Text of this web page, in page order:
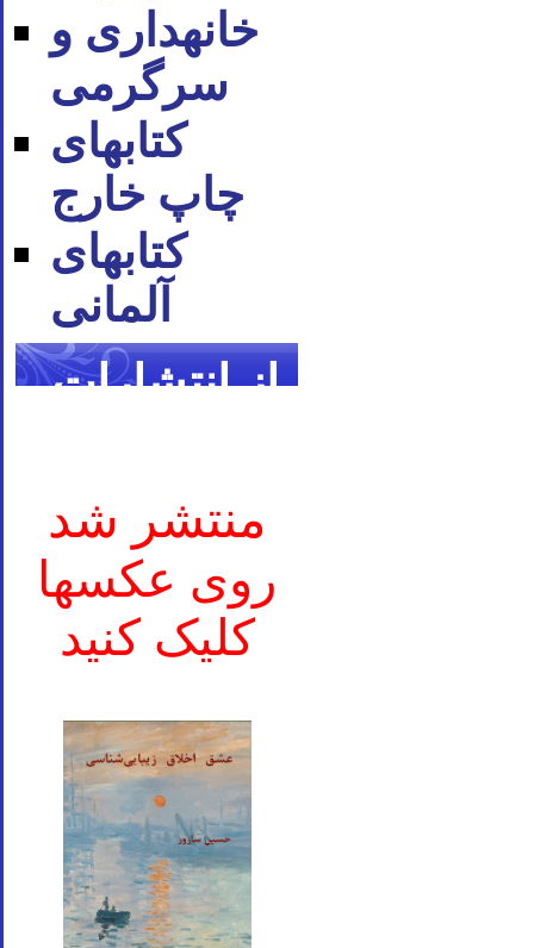
خانه‪داری و
سرگرمی
کتاب‪های
چاپ خارج
کتاب‪های
آلمانی
از انتشارات
منتشر شد
روی عکسها
کلیک کنید